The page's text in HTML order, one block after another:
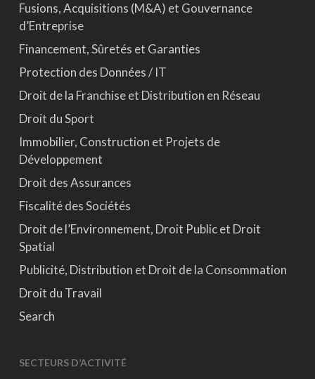
Fusions, Acquisitions (M&A) et Gouvernance
d’Entreprise
Financement, Sûretés et Garanties
Protection des Données / IT
Droit de la Franchise et Distribution en Réseau
Droit du Sport
Immobilier, Construction et Projets de
Développement
Droit des Assurances
Fiscalité des Sociétés
Droit de l’Environnement, Droit Public et Droit
Spatial
Publicité, Distribution et Droit de la Consommation
Droit du Travail
Search
SECTEURS D’ACTIVITÉ